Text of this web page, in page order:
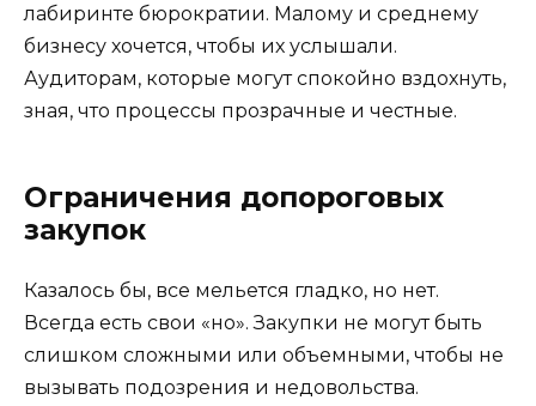
лабиринте бюрократии. Малому и среднему
бизнесу хочется, чтобы их услышали.
Аудиторам, которые могут спокойно вздохнуть,
зная, что процессы прозрачные и честные.
Ограничения допороговых
закупок
Казалось бы, все мельется гладко, но нет.
Всегда есть свои «но». Закупки не могут быть
слишком сложными или объемными, чтобы не
вызывать подозрения и недовольства.